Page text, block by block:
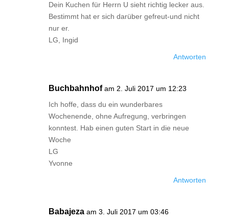
Dein Kuchen für Herrn U sieht richtig lecker aus.
Bestimmt hat er sich darüber gefreut-und nicht
nur er.
LG, Ingid
Antworten
Buchbahnhof am 2. Juli 2017 um 12:23
Ich hoffe, dass du ein wunderbares
Wochenende, ohne Aufregung, verbringen
konntest. Hab einen guten Start in die neue
Woche
LG
Yvonne
Antworten
Babajeza am 3. Juli 2017 um 03:46